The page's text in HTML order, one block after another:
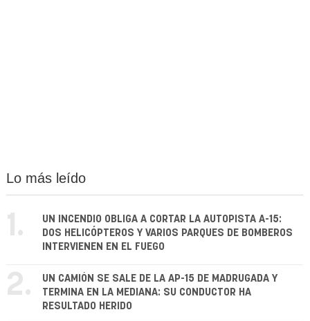
Lo más leído
1.
UN INCENDIO OBLIGA A CORTAR LA AUTOPISTA A-15:
DOS HELICÓPTEROS Y VARIOS PARQUES DE BOMBEROS
INTERVIENEN EN EL FUEGO
2.
UN CAMIÓN SE SALE DE LA AP-15 DE MADRUGADA Y
TERMINA EN LA MEDIANA: SU CONDUCTOR HA
RESULTADO HERIDO